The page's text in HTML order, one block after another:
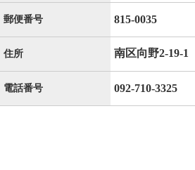
郵便番号 815-0035
住所 南区向野2-19-1
電話番号 092-710-3325